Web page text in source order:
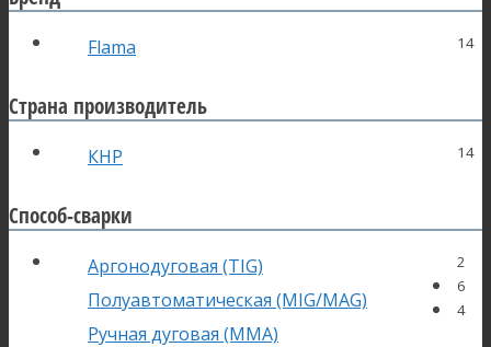
Flama 14
Страна производитель
КНР 14
Способ-сварки
Аргонодуговая (TIG) 2
Полуавтоматическая (MIG/MAG)
6
Ручная дуговая (MMA)
4